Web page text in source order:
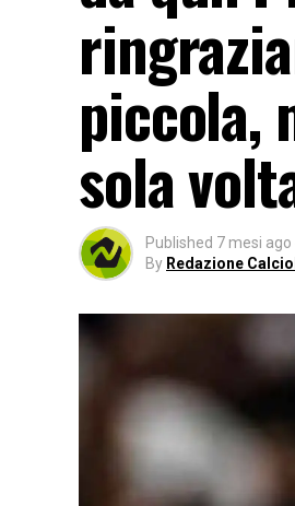
piccola,
sola
Published 7 mesi ago
By Redazione